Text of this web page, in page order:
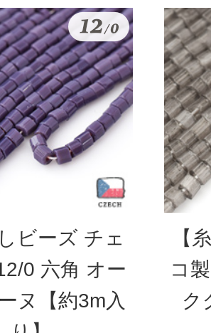
ビーズ チェ
0 六角 オー
ヌ【約3m入
【
コ
ク